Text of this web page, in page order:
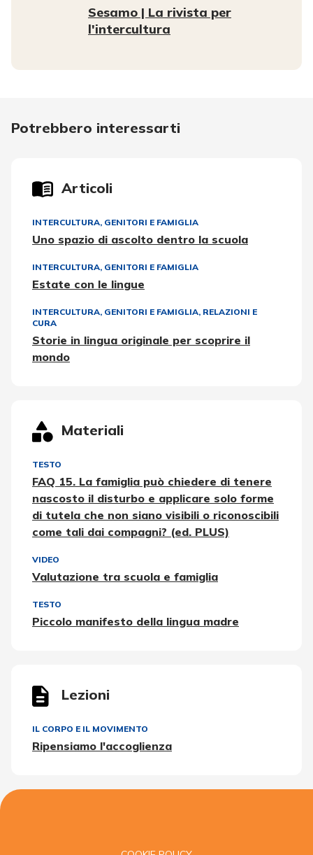
Sesamo | La rivista per
l'intercultura
Potrebbero interessarti
Articoli
INTERCULTURA, GENITORI E FAMIGLIA
Uno spazio di ascolto dentro la scuola
INTERCULTURA, GENITORI E FAMIGLIA
Estate con le lingue
INTERCULTURA, GENITORI E FAMIGLIA, RELAZIONI E
CURA
Storie in lingua originale per scoprire il
mondo
Materiali
TESTO
FAQ 15. La famiglia può chiedere di tenere
nascosto il disturbo e applicare solo forme
di tutela che non siano visibili o riconoscibili
come tali dai compagni? (ed. PLUS)
VIDEO
Valutazione tra scuola e famiglia
TESTO
Piccolo manifesto della lingua madre
Lezioni
IL CORPO E IL MOVIMENTO
Ripensiamo l'accoglienza